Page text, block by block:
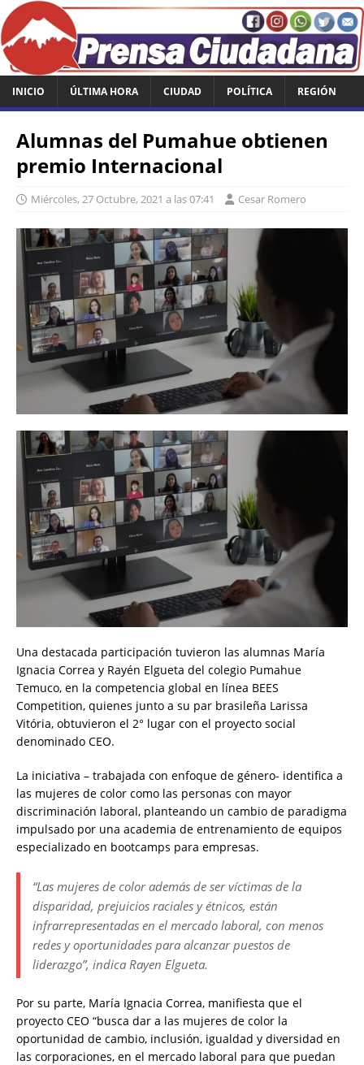
INICIO ÚLTIMA HORA CIUDAD POLÍTICA REGIÓN
Alumnas del Pumahue obtienen
premio Internacional
Miércoles, 27 Octubre, 2021 a las 07:41 Cesar Romero
Una destacada participación tuvieron las alumnas María
Ignacia Correa y Rayén Elgueta del colegio Pumahue
Temuco, en la competencia global en línea BEES
Competition, quienes junto a su par brasileña Larissa
Vitória, obtuvieron el 2° lugar con el proyecto social
denominado CEO.
La iniciativa – trabajada con enfoque de género- identifica a
las mujeres de color como las personas con mayor
discriminación laboral, planteando un cambio de paradigma
impulsado por una academia de entrenamiento de equipos
especializado en bootcamps para empresas.
“Las mujeres de color además de ser víctimas de la
disparidad, prejuicios raciales y étnicos, están
infrarrepresentadas en el mercado laboral, con menos
redes y oportunidades para alcanzar puestos de
liderazgo”, indica Rayen Elgueta.
Por su parte, María Ignacia Correa, manifiesta que el
proyecto CEO “busca dar a las mujeres de color la
oportunidad de cambio, inclusión, igualdad y diversidad en
las corporaciones, en el mercado laboral para que puedan